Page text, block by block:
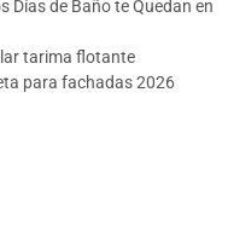
Días de Baño te Quedan en
tarima flotante
para fachadas 2026